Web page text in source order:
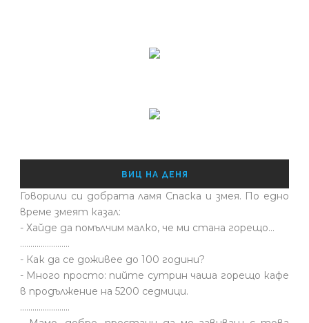
ВИЦ НА ДЕНЯ
Говорили си добрата ламя Спаска и змея. По едно
време змеят казал:
- Хайде да помълчим малко, че ми стана горещо...
........................
- Как да се доживее до 100 години?
- Много просто: пийте сутрин чаша горещо кафе
в продължение на 5200 седмици.
........................